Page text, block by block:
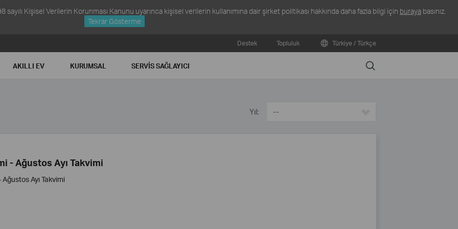
Kişisel Verilerin Korunması Kanunu uyarınca kişisel verilerin kullanımına dair şirket politikası hakkında daha fazla bilgi için buraya basınız.
Tekrar Gösterme
Destek Topluluk Türkiye / Türkçe
AKILLI EV KURUMSAL SERVIS SAĞLAYICI Search
Yıl: --
- Ağustos Ayı Takvimi
Ayı Takvimi